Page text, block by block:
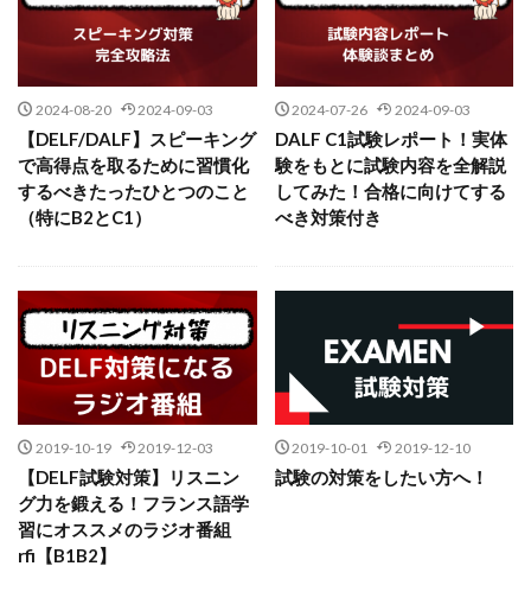
2024-08-20 2024-09-03
【DELF/DALF】スピーキング
で高得点を取るために習慣化
するべきたったひとつのこと
（特にB2とC1）
2024-07-26 2024-09-03
DALF C1試験レポート！実体
験をもとに試験内容を全解説
してみた！合格に向けてする
べき対策付き
2019-10-19 2019-12-03
【DELF試験対策】リスニン
グ力を鍛える！フランス語学
習にオススメのラジオ番組
rfi【B1B2】
2019-10-01 2019-12-10
試験の対策をしたい方へ！